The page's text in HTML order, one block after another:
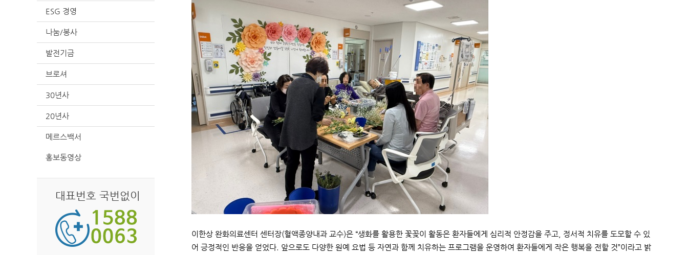
ESG 경영
나눔/봉사
발전기금
브로셔
30년사
20년사
메르스백서
홍보동영상
대표번호 국번없이
이한상 완화의료센터 센터장(혈액종양내과 교수)은 “생화를 활용한 꽃꽂이 활동은 환자들에게 심리적 안정감을 주고, 정서적 치유를 도모할 수 있
어 긍정적인 반응을 얻었다. 앞으로도 다양한 원예 요법 등 자연과 함께 치유하는 프로그램을 운영하여 환자들에게 작은 행복을 전할 것”이라고 밝